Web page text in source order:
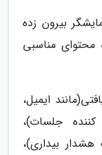
بیرون زده
مناسبی
ایمیل،
جلسات)،
بیداری)،